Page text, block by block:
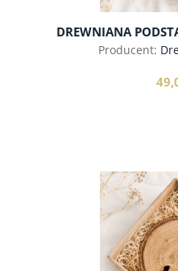
DREWNIANA
Producent:
do